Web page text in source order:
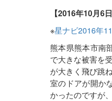
【2016年10月6
※星ナビ2016年
熊本県熊本市南
で大きな被害を
が大きく飛び跳
室のドアが開か
かったのですが